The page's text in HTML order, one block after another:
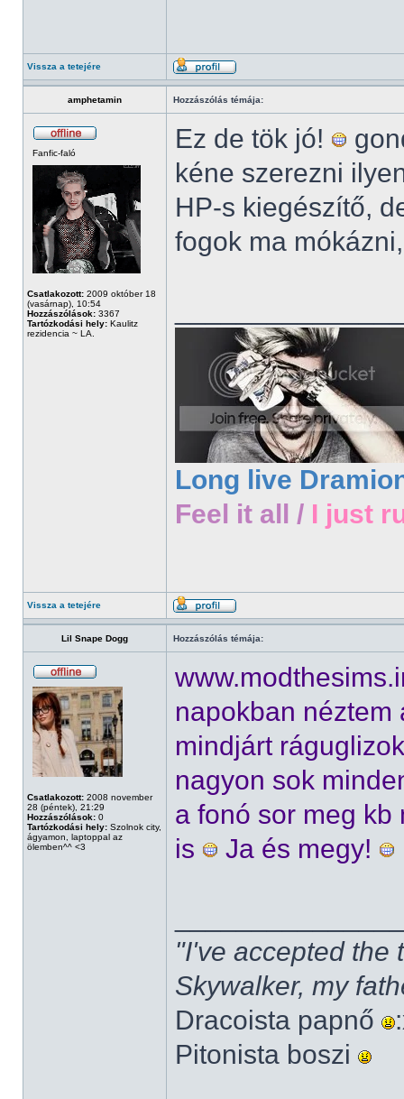
Vissza a tetejére
amphetamin Hozzászólás témája:
Fanfic-faló
Csatlakozott: 2009 október 18
(vasárnap), 10:54
Hozzászólások: 3367
Tartózkodási hely: Kaulitz
rezidencia ~ LA.
Ez de tök jó!
kéne szerezni
HP-s kiegészítő,
fogok ma
Long live
Feel it all / I just
Vissza a tetejére
Lil Snape Dogg Hozzászólás témája:
Csatlakozott: 2008 november
28 (péntek), 21:29
Hozzászólások: 0
Tartózkodási hely: Szolnok city,
ágyamon, laptoppal az
ölemben^^ <3
napokban
mindjárt
nagyon sok
a fonó sor meg kb
is
Ja és megy!
"I've accepted the
Skywalker, my
Dracoista papnő
Pitonista boszi